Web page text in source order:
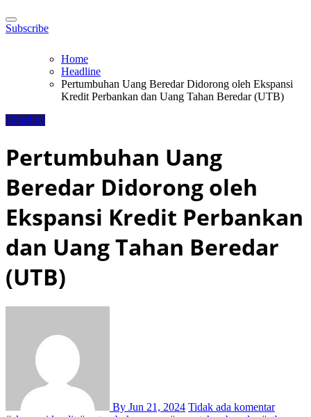
Subscribe
Home
Headline
Pertumbuhan Uang Beredar Didorong oleh Ekspansi
Kredit Perbankan dan Uang Tahan Beredar (UTB)
Headline
Pertumbuhan Uang
Beredar Didorong oleh
Ekspansi Kredit Perbankan
dan Uang Tahan Beredar
(UTB)
By Jun 21, 2024 Tidak ada komentar